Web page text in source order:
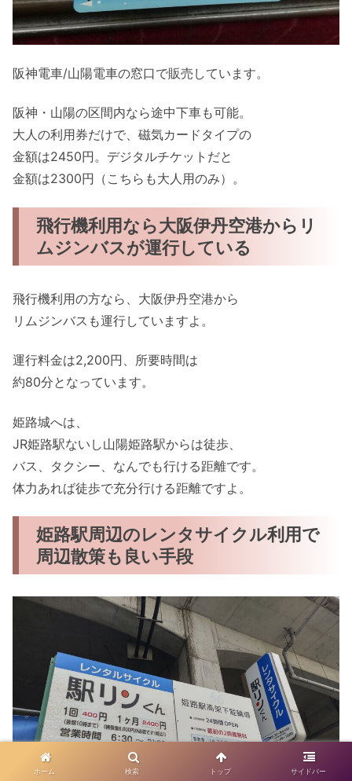
阪神電車/山陽電車の窓口で販売しています。
阪神・山陽の区間内なら途中下車も可能。
大人の利用券だけで、磁気カードタイプの
金額は2450円。デジタルチケットだと
金額は2300円（こちらも大人用のみ）。
飛行機利用なら大阪伊丹空港からリ
ムジンバスが運行している
飛行機利用の方なら、大阪伊丹空港から
リムジンバスも運行していますよ。
運行料金は2,200円、所要時間は
約80分となっています。
姫路城へは、
JR姫路駅ないし山陽姫路駅からは徒歩、
バス、タクシー、なんでも行ける距離です。
体力あれば徒歩で充分行ける距離ですよ。
姫路駅周辺のレンタサイクル利用で
周辺散策も良い手段
ホーム 検索 トップ サイドバー